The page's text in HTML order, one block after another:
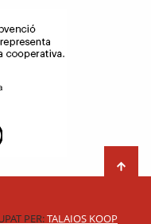
PER:TALAIOS KOOP